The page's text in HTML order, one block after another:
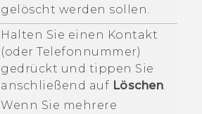
gelöscht werden sollen.
Halten Sie einen Kontakt
(oder Telefonnummer)
gedrückt und tippen Sie
anschließend auf Löschen.
Wenn Sie mehrere